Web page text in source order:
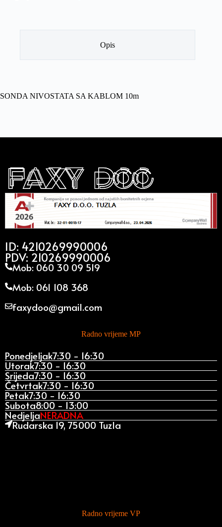
Opis
SONDA NIVOSTATA SA KABLOM 10m
ID: 4210269990006
PDV: 210269990006
Mob: 060 30 09 519
Mob: 061 108 368
faxydoo@gmail.com
Radno vrijeme MP
Ponedjeljak7:30 - 16:30
Utorak7:30 - 16:30
Srijeda7:30 - 16:30
Četvrtak7:30 - 16:30
Petak7:30 - 16:30
Subota8:00 - 13:00
NedjeljaNERADNA
Rudarska 19, 75000 Tuzla
Radno vrijeme VP